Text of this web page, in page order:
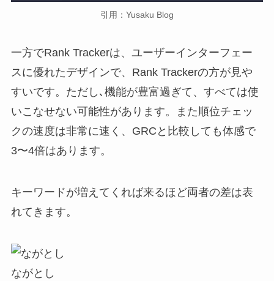
引用：Yusaku Blog
一方でRank Trackerは、ユーザーインターフェー
スに優れたデザインで、Rank Trackerの方が見や
すいです。ただし､機能が豊富過ぎて、すべては使
いこなせない可能性があります。また順位チェッ
クの速度は非常に速く、GRCと比較しても体感で
3〜4倍はあります。
キーワードが増えてくれば来るほど両者の差は表
れてきます。
ながとし